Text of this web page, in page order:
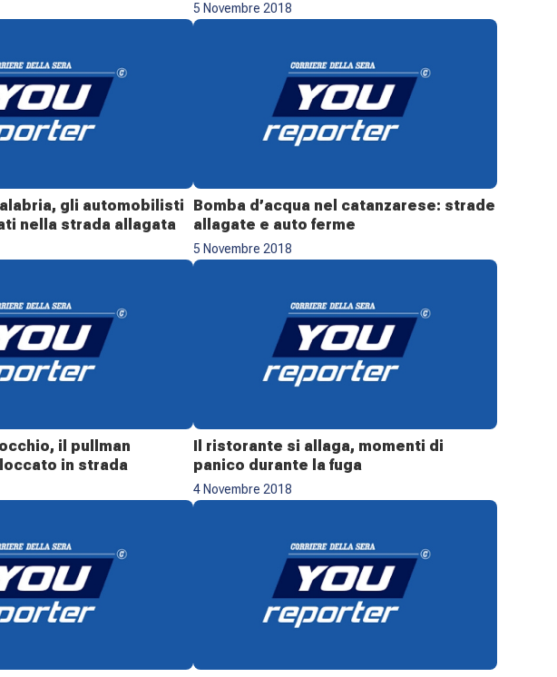
5 Novembre 2018
gli automobilisti
nella strada allagata
Bomba d’acqua nel catanzarese: strade
allagate e auto ferme
5 Novembre 2018
il pullman
in strada
Il ristorante si allaga, momenti di
panico durante la fuga
4 Novembre 2018